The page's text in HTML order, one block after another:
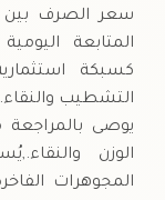
سعر الصرف بين
المتابعة
كسبكة
التشطيب
يوصى
الوزن
المجوهرات